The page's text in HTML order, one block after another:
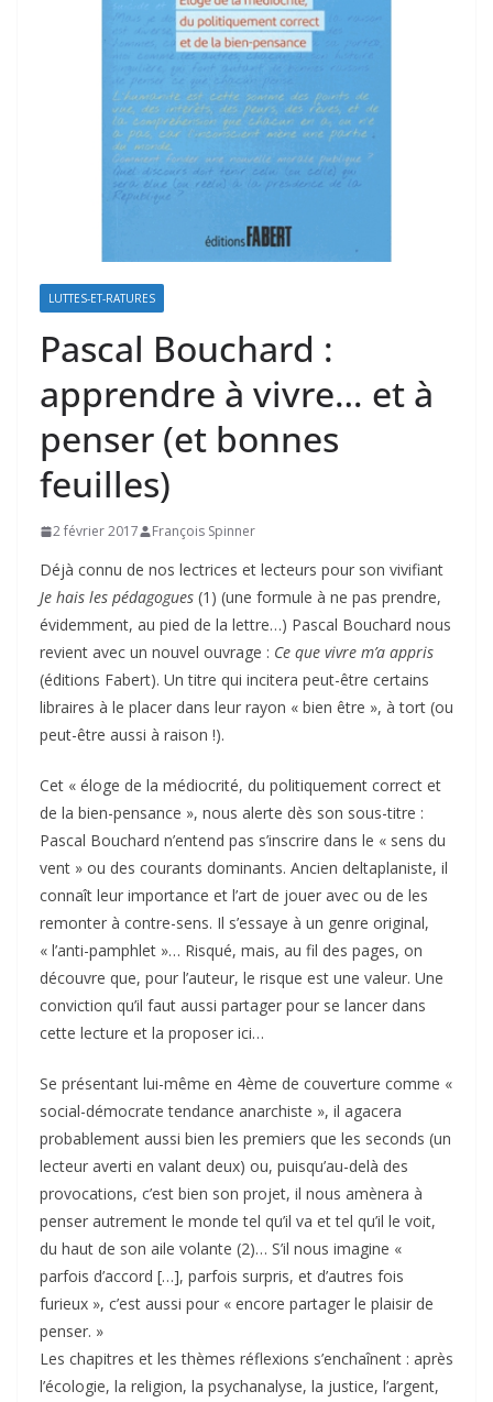
LUTTES-ET-RATURES
Pascal Bouchard :
apprendre à vivre… et à
penser (et bonnes
feuilles)
2 février 2017 François Spinner
Déjà connu de nos lectrices et lecteurs pour son vivifiant
Je hais les pédagogues (1) (une formule à ne pas prendre,
évidemment, au pied de la lettre…) Pascal Bouchard nous
revient avec un nouvel ouvrage : Ce que vivre m’a appris
(éditions Fabert). Un titre qui incitera peut-être certains
libraires à le placer dans leur rayon « bien être », à tort (ou
peut-être aussi à raison !).
Cet « éloge de la médiocrité, du politiquement correct et
de la bien-pensance », nous alerte dès son sous-titre :
Pascal Bouchard n’entend pas s’inscrire dans le « sens du
vent » ou des courants dominants. Ancien deltaplaniste, il
connaît leur importance et l’art de jouer avec ou de les
remonter à contre-sens. Il s’essaye à un genre original,
« l’anti-pamphlet »… Risqué, mais, au fil des pages, on
découvre que, pour l’auteur, le risque est une valeur. Une
conviction qu’il faut aussi partager pour se lancer dans
cette lecture et la proposer ici…
Se présentant lui-même en 4ème de couverture comme «
social-démocrate tendance anarchiste », il agacera
probablement aussi bien les premiers que les seconds (un
lecteur averti en valant deux) ou, puisqu’au-delà des
provocations, c’est bien son projet, il nous amènera à
penser autrement le monde tel qu’il va et tel qu’il le voit,
du haut de son aile volante (2)… S’il nous imagine «
parfois d’accord […], parfois surpris, et d’autres fois
furieux », c’est aussi pour « encore partager le plaisir de
penser. »
Les chapitres et les thèmes réflexions s’enchaînent : après
l’écologie, la religion, la psychanalyse, la justice, l’argent,